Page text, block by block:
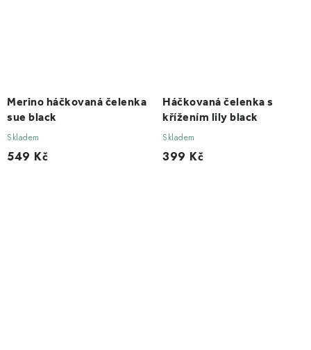
Merino háčkovaná čelenka
sue black
Skladem
549 Kč
Háčkovaná čelenka s
křížením lily black
Skladem
399 Kč